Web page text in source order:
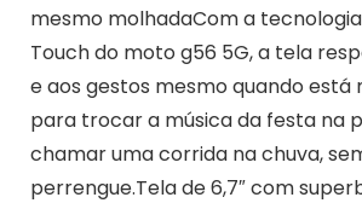
mesmo molhadaCom a
Touch do moto g56 5G, a tela
e aos gestos mesmo quando está
para trocar a música da festa na
chamar uma corrida na chuva,
perrengue.Tela de 6,7″ com